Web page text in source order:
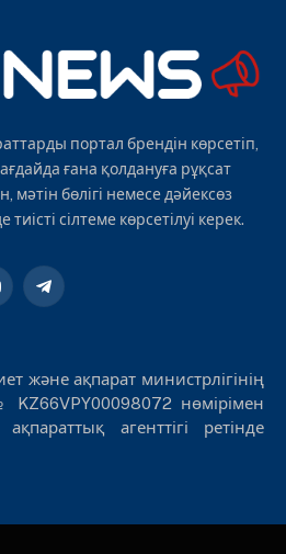
портал брендін көрсетіп,
ғана қолдануға рұқсат
мәтін бөлігі немесе дәйексөз
сілтеме көрсетілуі керек.
Telegram
және ақпарат министрлігінің
KZ66VPY00098072 нөмірімен
ақпараттық агенттігі ретінде